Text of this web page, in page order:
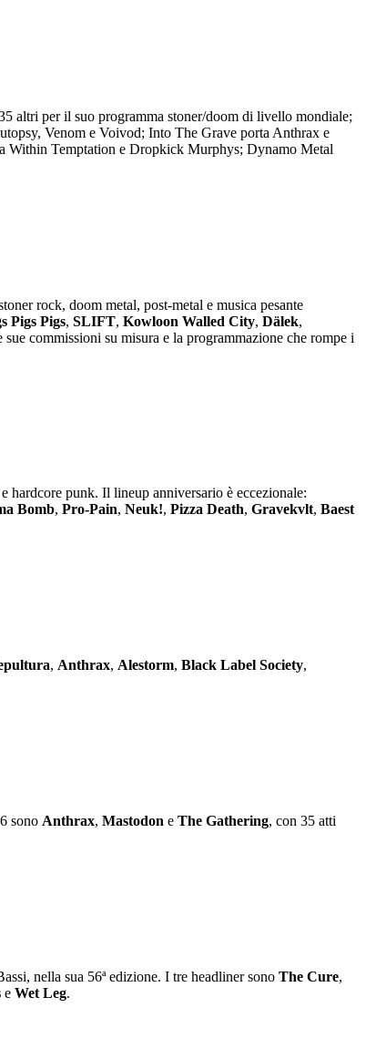
altri per il suo programma stoner/doom di livello mondiale;
Venom e Voivod; Into The Grave porta Anthrax e
Within Temptation e Dropkick Murphys; Dynamo Metal
rock, doom metal, post-metal e musica pesante
Pigs Pigs, SLIFT, Kowloon Walled City, Dälek,
commissioni su misura e la programmazione che rompe i
hardcore punk. Il lineup anniversario è eccezionale:
Bomb, Pro-Pain, Neuk!, Pizza Death, Gravekvlt, Baest
, Anthrax, Alestorm, Black Label Society,
sono Anthrax, Mastodon e The Gathering, con 35 atti
nella sua 56ª edizione. I tre headliner sono The Cure,
e Wet Leg.